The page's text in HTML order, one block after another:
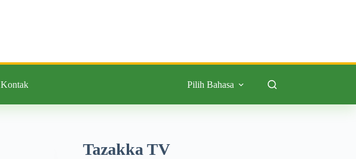
Kontak Pilih Bahasa
Tazakka TV